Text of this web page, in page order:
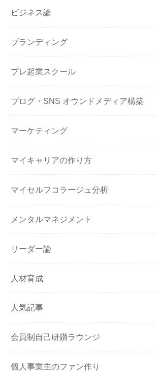
ビジネス論
ブランディング
プレ起業スクール
ブログ・SNS オウンドメディア構築
マーケティング
マイキャリアの作り方
マイセルフコラージュ分析
メンタルマネジメント
リーダー論
人材育成
人気記事
会員制自己研鑽ラウンジ
個人事業主のファン作り